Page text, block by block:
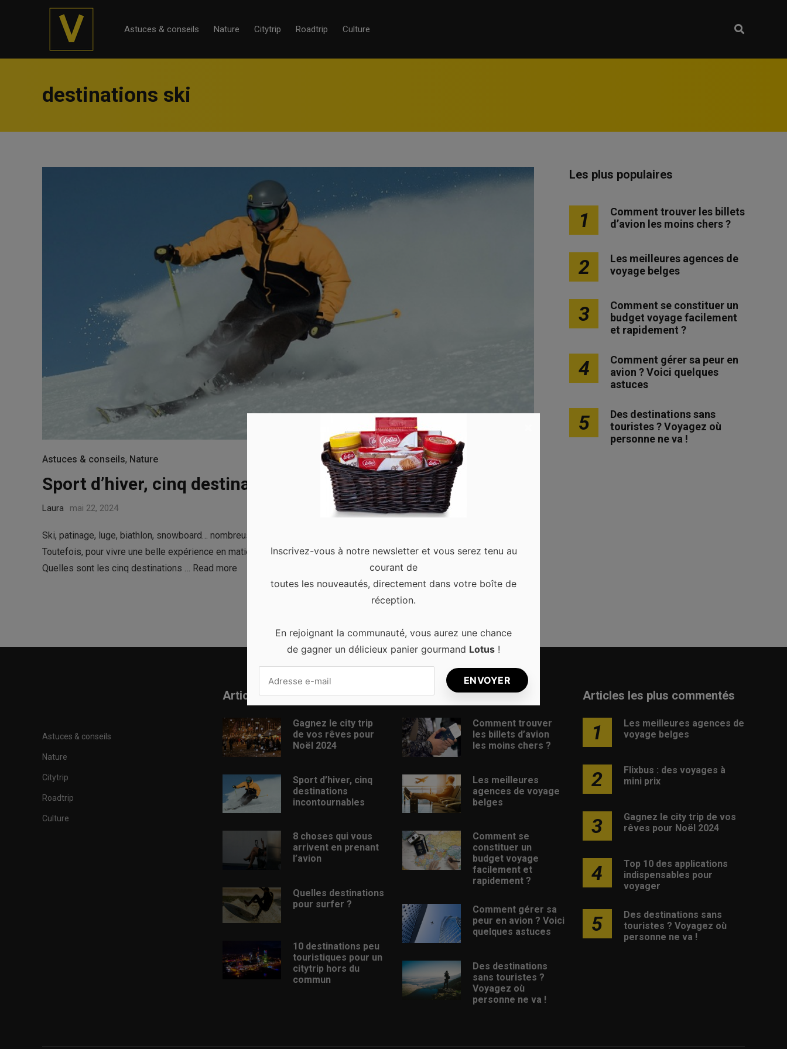
Astuces & conseils Nature Citytrip Roadtrip Culture
destinations ski
Astuces & conseils, Nature
Sport d’hiver, cinq destinations incontournables 0
Laura mai 22, 2024
Ski, patinage, luge, biathlon, snowboard… nombreuses sont les activités nous permettant de profiter de la neige.
Toutefois, pour vivre une belle expérience en matière de sport d’hiver, il est essentiel de bien choisir sa destination.
Quelles sont les cinq destinations … Read more
Les plus populaires
1
Comment trouver les billets
d’avion les moins chers ?
2
Les meilleures agences de
voyage belges
3
Comment se constituer un
budget voyage facilement
et rapidement ?
4
Comment gérer sa peur en
avion ? Voici quelques
astuces
5
Des destinations sans
touristes ? Voyagez où
personne ne va !
Astuces & conseils
Nature
Citytrip
Roadtrip
Culture
Articles récents
Gagnez le city trip
de vos rêves pour
Noël 2024
Sport d’hiver, cinq
destinations
incontournables
8 choses qui vous
arrivent en prenant
l’avion
Quelles destinations
pour surfer ?
10 destinations peu
touristiques pour un
citytrip hors du
commun
Articles populaires
Comment trouver
les billets d’avion
les moins chers ?
Les meilleures
agences de voyage
belges
Comment se
constituer un
budget voyage
facilement et
rapidement ?
Comment gérer sa
peur en avion ? Voici
quelques astuces
Des destinations
sans touristes ?
Voyagez où
personne ne va !
Articles les plus commentés
1
Les meilleures agences de
voyage belges
2
Flixbus : des voyages à
mini prix
3
Gagnez le city trip de vos
rêves pour Noël 2024
4
Top 10 des applications
indispensables pour
voyager
5
Des destinations sans
touristes ? Voyagez où
personne ne va !
Inscrivez-vous à notre newsletter et vous serez tenu au
courant de
toutes les nouveautés, directement dans votre boîte de
réception.
En rejoignant la communauté, vous aurez une chance
de gagner un délicieux panier gourmand Lotus !